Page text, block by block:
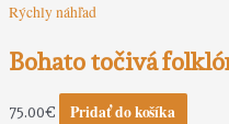
Rýchly náhľad
Bohato točivá
75.00€ Pridať do košíka